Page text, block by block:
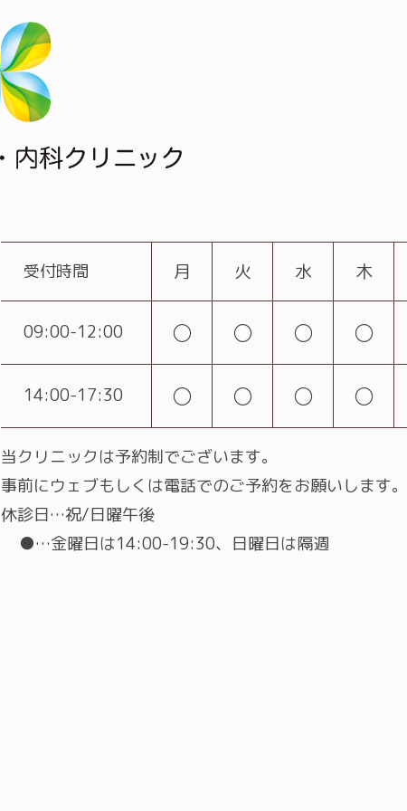
受付時間 月 火 水 木
09:00-12:00 ○ ○ ○ ○
14:00-17:30 ○ ○ ○ ○
当クリニックは予約制でございます。
事前にウェブもしくは電話でのご予約をお願いします。
休診日…祝/日曜午後
●…金曜日は14:00-19:30、日曜日は隔週